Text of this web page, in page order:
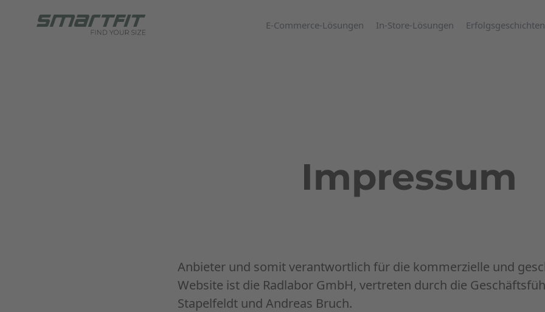
E-Commerce-Lösungen In-Store-Lösungen Erfolgsgeschichten
Impressum
Anbieter und somit verantwortlich für die kommerzielle und
Website ist die Radlabor GmbH, vertreten durch die
Stapelfeldt und Andreas Bruch.